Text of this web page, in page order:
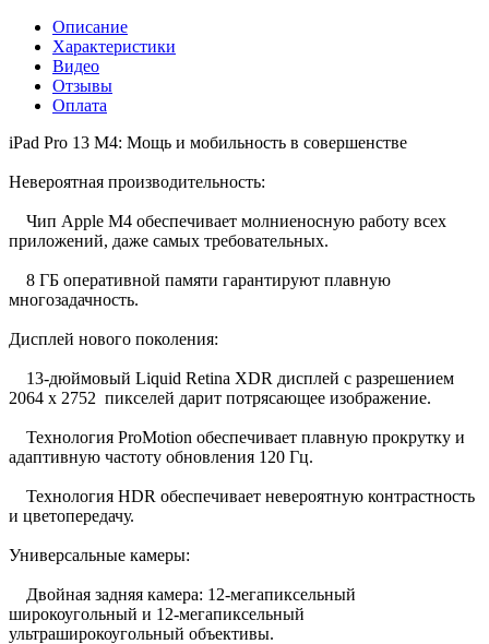
Описание
Характеристики
Видео
Отзывы
Оплата
iPad Pro 13 M4: Мощь и мобильность в совершенстве
Невероятная производительность:
Чип Apple M4 обеспечивает молниеносную работу всех
приложений, даже самых требовательных.
8 ГБ оперативной памяти гарантируют плавную
многозадачность.
Дисплей нового поколения:
13-дюймовый Liquid Retina XDR дисплей с разрешением
2064 x 2752 пикселей дарит потрясающее изображение.
Технология ProMotion обеспечивает плавную прокрутку и
адаптивную частоту обновления 120 Гц.
Технология HDR обеспечивает невероятную контрастность
и цветопередачу.
Универсальные камеры:
Двойная задняя камера: 12-мегапиксельный
широкоугольный и 12-мегапиксельный
ультраширокоугольный объективы.